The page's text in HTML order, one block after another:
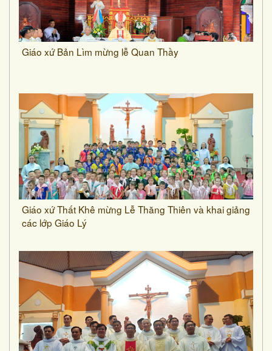
Giáo xứ Bản Lìm mừng lễ Quan Thầy
Giáo xứ Thất Khê mừng Lễ Thăng Thiên và khai giảng
các lớp Giáo Lý